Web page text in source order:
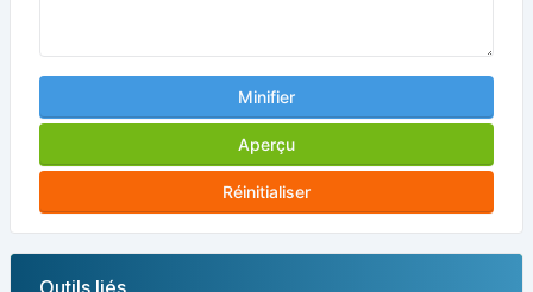
Minifier
Aperçu
Réinitialiser
Outils liés